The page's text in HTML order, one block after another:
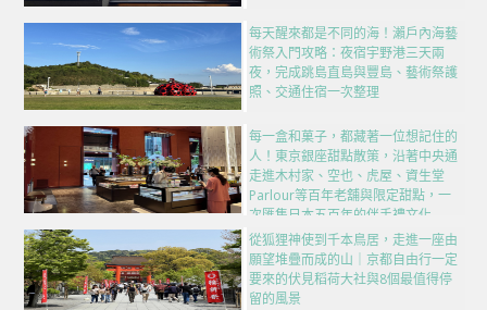
每天醒來都是不同的海！瀨戶內海藝
術祭入門攻略：夜宿宇野港三天兩
夜，完成跳島直島與豐島、藝術祭護
照、交通住宿一次整理
每一盒和菓子，都藏著一位想記住的
人！東京銀座甜點散策，沿著中央通
走進木村家、空也、虎屋、資生堂
Parlour等百年老舖與限定甜點，一
次匯集日本五百年的伴手禮文化
從狐狸神使到千本鳥居，走進一座由
願望堆疊而成的山｜京都自由行一定
要來的伏見稻荷大社與8個最值得停
留的風景